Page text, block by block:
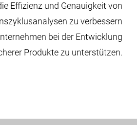
Effizienz und Genauigkeit von
zu verbessern
bei der Entwicklung
Produkte zu unterstützen.